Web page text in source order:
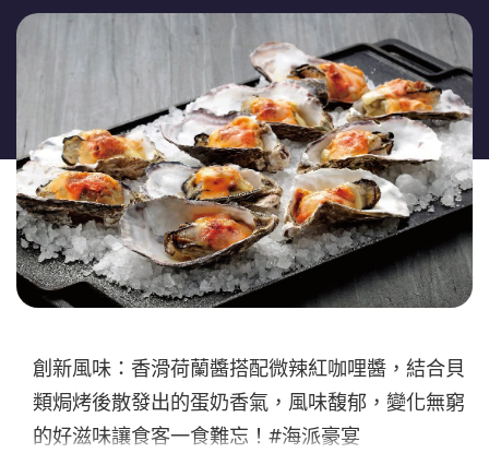
創新風味：香滑荷蘭醬搭配微辣紅咖哩醬，結合貝
類焗烤後散發出的蛋奶香氣，風味馥郁，變化無窮
的好滋味讓食客一食難忘！#海派豪宴